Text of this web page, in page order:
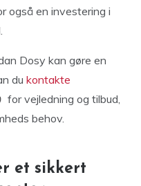
også en investering i
Dosy kan gøre en
du kontakte
for vejledning og tilbud,
behov.
et sikkert